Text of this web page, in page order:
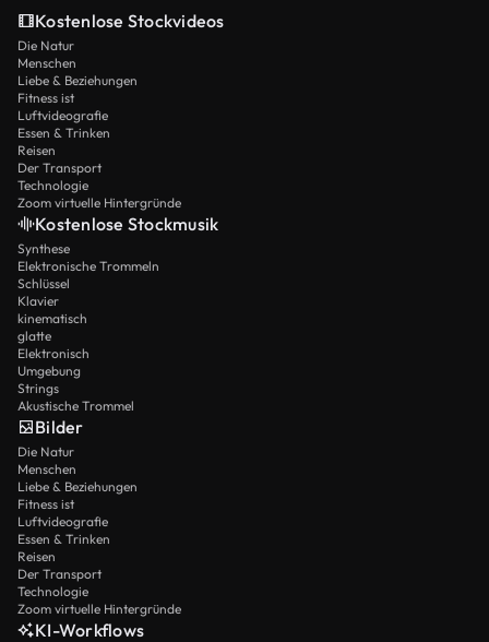
Kostenlose Stockvideos
Die Natur
Menschen
Liebe & Beziehungen
Fitness ist
Luftvideografie
Essen & Trinken
Reisen
Der Transport
Technologie
Zoom virtuelle Hintergründe
Kostenlose Stockmusik
Synthese
Elektronische Trommeln
Schlüssel
Klavier
kinematisch
glatte
Elektronisch
Umgebung
Strings
Akustische Trommel
Bilder
Die Natur
Menschen
Liebe & Beziehungen
Fitness ist
Luftvideografie
Essen & Trinken
Reisen
Der Transport
Technologie
Zoom virtuelle Hintergründe
KI-Workflows